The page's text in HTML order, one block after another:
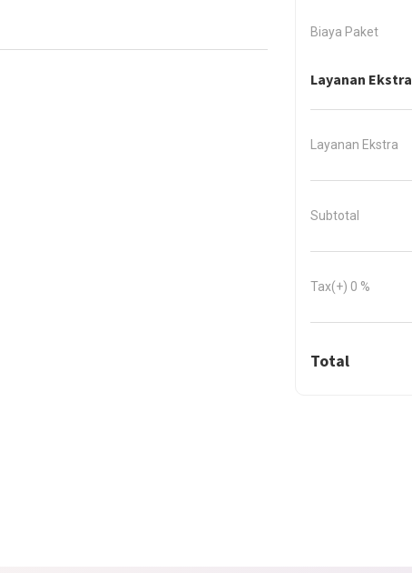
Biaya Paket
Layanan Ekstra
Layanan Ekstra
Subtotal
Tax(+) 0 %
Total